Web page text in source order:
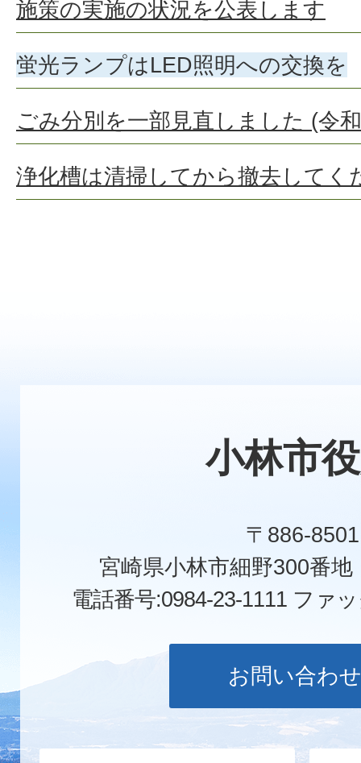
施策の実施の状況を公表します
蛍光ランプはLED照明への交換を
ごみ分別を一部見直しました (令
浄化槽は清掃してから撤去してく
小林市
〒886-8501
宮崎県小林市細野300番
電話番号:0984-23-1111 ファ
お問い合わせ